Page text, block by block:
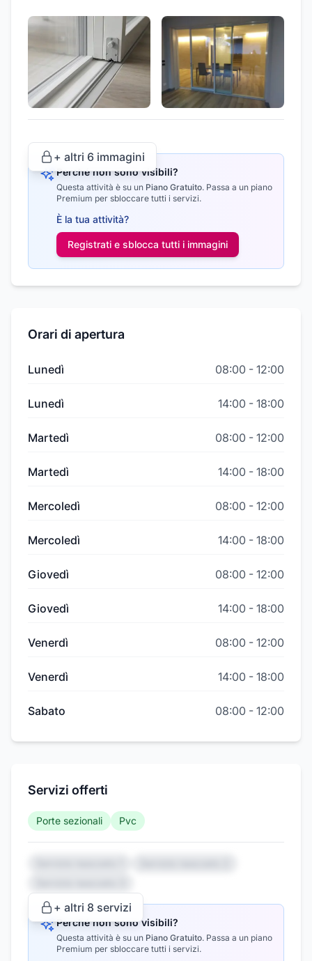
+ altri 6 immagini
Perché non sono visibili?
Questa attività è su un Piano Gratuito. Passa a un piano
Premium per sbloccare tutti i servizi.
È la tua attività?
Registrati e sblocca tutti i immagini
Orari di apertura
Lunedì 08:00 - 12:00
Lunedì 14:00 - 18:00
Martedì 08:00 - 12:00
Martedì 14:00 - 18:00
Mercoledì 08:00 - 12:00
Mercoledì 14:00 - 18:00
Giovedì 08:00 - 12:00
Giovedì 14:00 - 18:00
Venerdì 08:00 - 12:00
Venerdì 14:00 - 18:00
Sabato 08:00 - 12:00
Servizi offerti
Porte sezionali Pvc
+ altri 8 servizi
Perché non sono visibili?
Questa attività è su un Piano Gratuito. Passa a un piano
Premium per sbloccare tutti i servizi.